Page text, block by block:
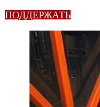
ПОДДЕРЖАТЬ